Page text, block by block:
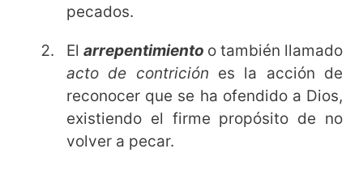
pecados.
El arrepentimiento o también llamado
acto de contrición es la acción de
reconocer que se ha ofendido a Dios,
existiendo el firme propósito de no
volver a pecar.